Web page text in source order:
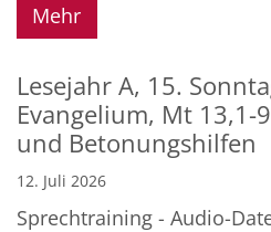
Mehr
Lesejahr A, 15.
Evangelium, Mt 13,1-
und Betonungshilfen
12. Juli 2026
Sprechtraining - Audio-